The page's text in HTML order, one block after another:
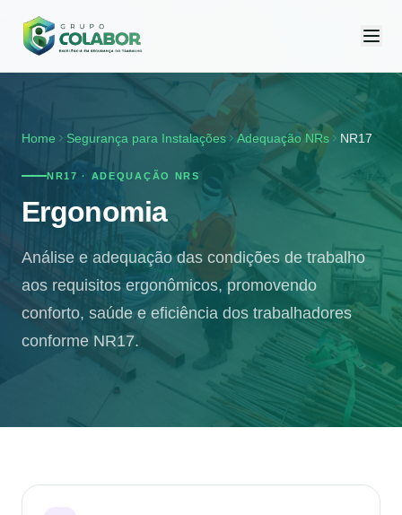
Home Segurança para Instalações Adequação NRs NR17
NR17 · ADEQUAÇÃO NRS
Ergonomia
Análise e adequação das condições de trabalho
aos requisitos ergonômicos, promovendo
conforto, saúde e eficiência dos trabalhadores
conforme NR17.